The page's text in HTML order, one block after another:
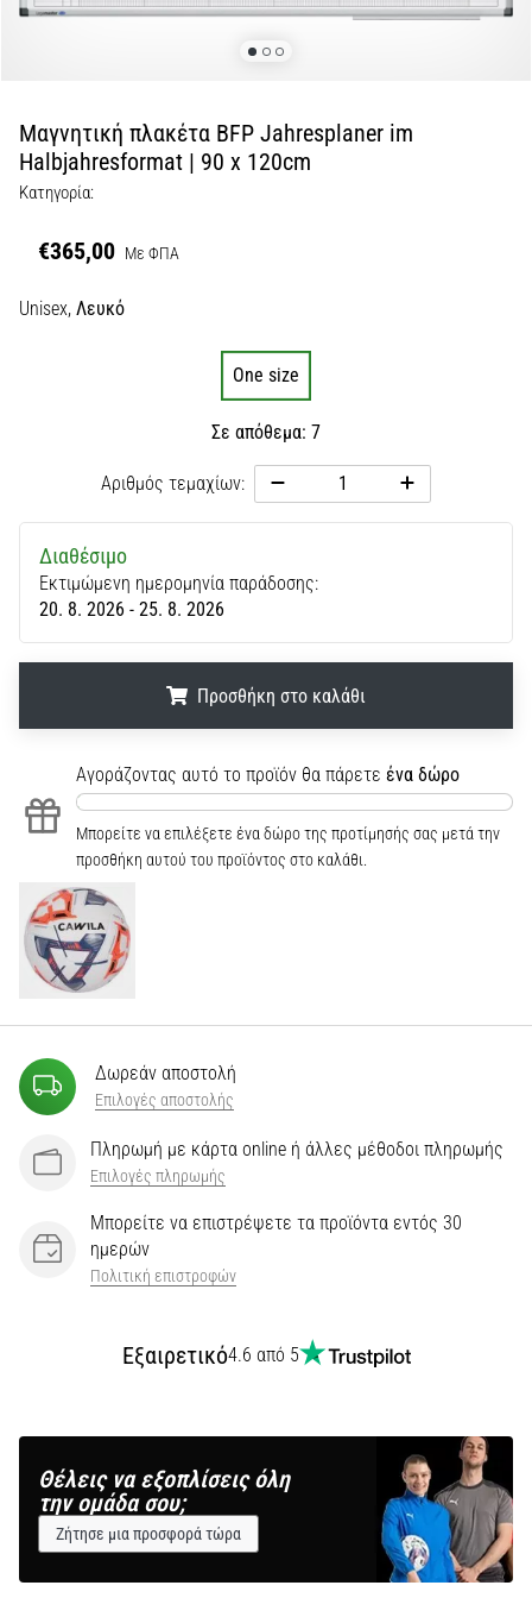
άρθρων
Μαγνητική πλακέτα BFP Jahresplaner im
Halbjahresformat | 90 x 120cm
Κατηγορία:
€365,00 Με ΦΠΑ
Unisex, Λευκό
One size
Σε απόθεμα: 7
Αριθμός τεμαχίων:
Διαθέσιμο
Εκτιμώμενη ημερομηνία παράδοσης:
20. 8. 2026 - 25. 8. 2026
Προσθήκη στο καλάθι
Αγοράζοντας αυτό το προϊόν θα πάρετε ένα δώρο
Μπορείτε να επιλέξετε ένα δώρο της προτίμησής σας μετά την
προσθήκη αυτού του προϊόντος στο καλάθι.
Δωρεάν αποστολή
Επιλογές αποστολής
Πληρωμή με κάρτα online ή άλλες μέθοδοι πληρωμής
Επιλογές πληρωμής
Μπορείτε να επιστρέψετε τα προϊόντα εντός 30
ημερών
Πολιτική επιστροφών
Εξαιρετικό4.6 από 5
Θέλεις να εξοπλίσεις όλη
την ομάδα σου;
Ζήτησε μια προσφορά τώρα